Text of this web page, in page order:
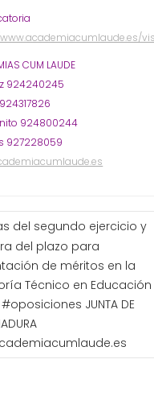
CUM LAUDE
924240245
924800244
927228059
del segundo ejercicio y
del plazo para
de méritos en la
Técnico en Educación
JUNTA DE